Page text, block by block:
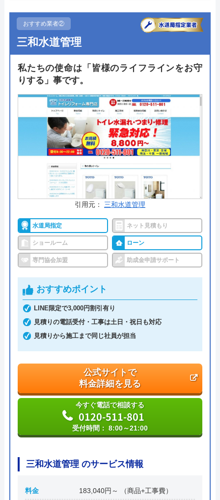
ホームページで表示されている価格は、商品代金・
工事費・処分費などすべてを含んだ最終金額となっ
ており、表示価格以外は一切かからないので安心で
す。
はかかせない「排水形式の確認」や「取付可能トイ
レの紹介」も無料で行ってくれるので、まずは気軽
に相談してみてはいかがでしょうか。
公式サイトで
料金詳細を見る
今すぐ電話で相談する
0120-221-611
ハウスラボホーム の基本情報
代表者 丸山英利
本社所在地
〒556-0014
おすすめ業者②
三和水道管理
私たちの使命は「皆様のライフラインをお守
りする」事です。
引用元： 三和水道管理
水道局指定 ネット見積もり
ショールーム ローン
専門協会加盟 助成金申請サポート
おすすめポイント
LINE限定で3,000円割引有り
見積りの電話受付・工事は土日・祝日も対応
見積りから施工まで同じ社員が担当
公式サイトで
料金詳細を見る
今すぐ電話で相談する
0120-511-801
受付時間： 8:00～21:00
三和水道管理 のサービス情報
料金 183,040円～ （商品+工事費）